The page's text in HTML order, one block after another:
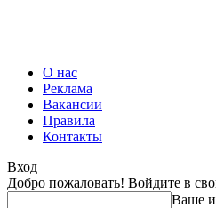
О нас
Реклама
Вакансии
Правила
Контакты
Вход
Добро пожаловать! Войдите в
Ваше